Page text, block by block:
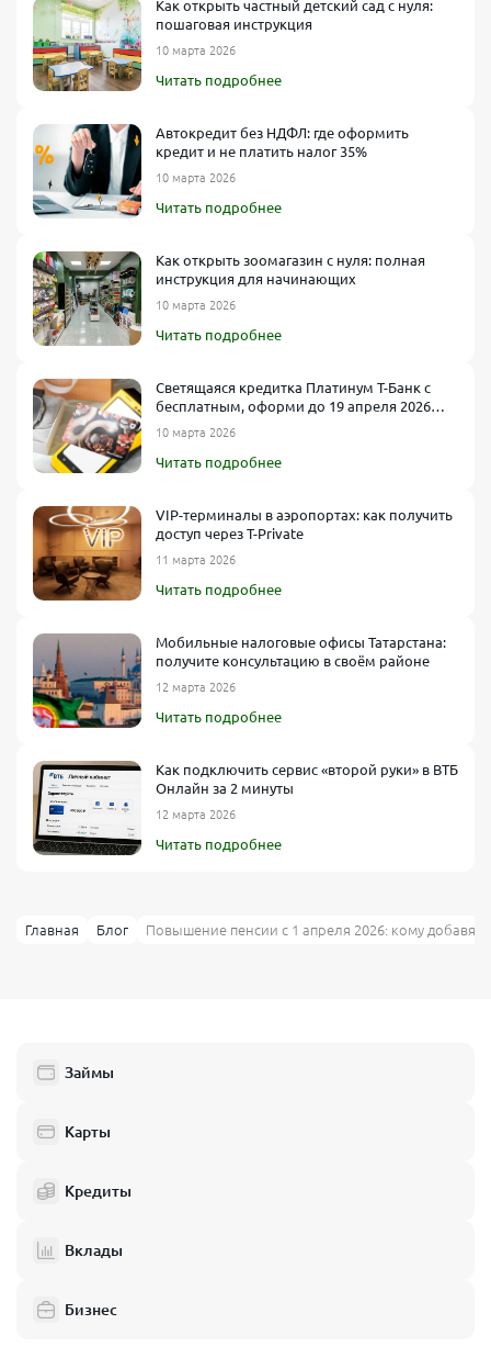
Как открыть частный детский сад с нуля:
пошаговая инструкция
10 марта 2026
Читать подробнее
Автокредит без НДФЛ: где оформить
кредит и не платить налог 35%
10 марта 2026
Читать подробнее
Как открыть зоомагазин с нуля: полная
инструкция для начинающих
10 марта 2026
Читать подробнее
Светящаяся кредитка Платинум Т-Банк с
бесплатным, оформи до 19 апреля 2026
10 марта 2026
Читать подробнее
VIP-терминалы в аэропортах: как получить
доступ через T-Private
11 марта 2026
Читать подробнее
Мобильные налоговые офисы Татарстана:
получите консультацию в своём районе
12 марта 2026
Читать подробнее
Как подключить сервис «второй руки» в ВТБ
Онлайн за 2 минуты
12 марта 2026
Читать подробнее
Главная Блог Повышение пенсии с 1 апреля 2026: кому добавят
Займы
Карты
Кредиты
Вклады
Бизнес